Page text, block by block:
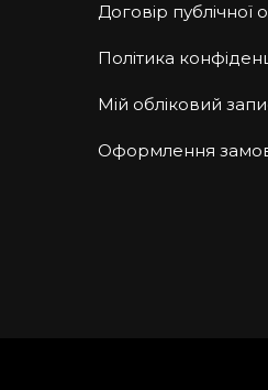
Договір публічної
Політика
Мій обліковий
Оформлення